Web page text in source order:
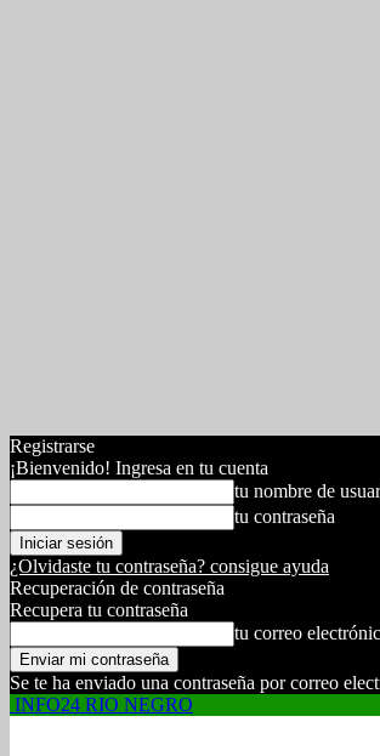
Registrarse
¡Bienvenido! Ingresa en tu cuenta
tu nombre de
tu contraseña
¿Olvidaste tu contraseña? consigue ayuda
Recuperación de contraseña
Recupera tu contraseña
tu correo
Se te ha enviado una contraseña por correo
INFO24 RIO NEGRO